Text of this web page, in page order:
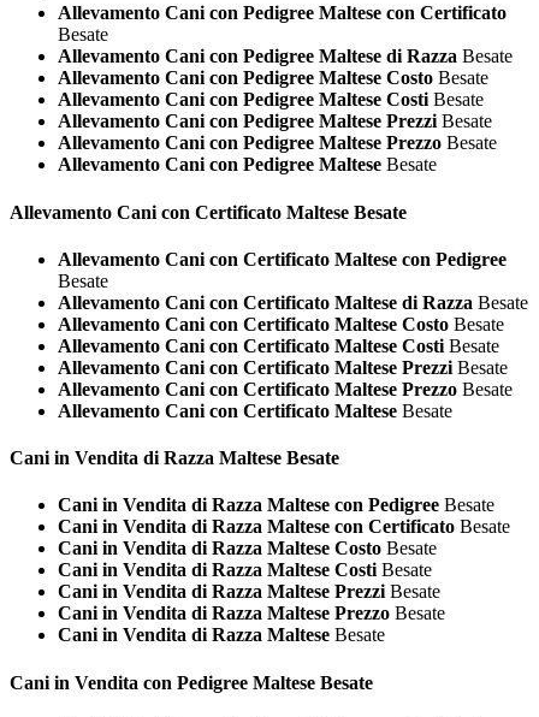
Allevamento Cani con Pedigree Maltese con Certificato
Besate
Allevamento Cani con Pedigree Maltese di Razza Besate
Allevamento Cani con Pedigree Maltese Costo Besate
Allevamento Cani con Pedigree Maltese Costi Besate
Allevamento Cani con Pedigree Maltese Prezzi Besate
Allevamento Cani con Pedigree Maltese Prezzo Besate
Allevamento Cani con Pedigree Maltese Besate
Allevamento Cani con Certificato Maltese Besate
Allevamento Cani con Certificato Maltese con Pedigree
Besate
Allevamento Cani con Certificato Maltese di Razza Besate
Allevamento Cani con Certificato Maltese Costo Besate
Allevamento Cani con Certificato Maltese Costi Besate
Allevamento Cani con Certificato Maltese Prezzi Besate
Allevamento Cani con Certificato Maltese Prezzo Besate
Allevamento Cani con Certificato Maltese Besate
Cani in Vendita di Razza Maltese Besate
Cani in Vendita di Razza Maltese con Pedigree Besate
Cani in Vendita di Razza Maltese con Certificato Besate
Cani in Vendita di Razza Maltese Costo Besate
Cani in Vendita di Razza Maltese CostiBesate
Cani in Vendita di Razza Maltese PrezziBesate
Cani in Vendita di Razza Maltese Prezzo Besate
Cani in Vendita di Razza Maltese Besate
Cani in Vendita con Pedigree Maltese Besate